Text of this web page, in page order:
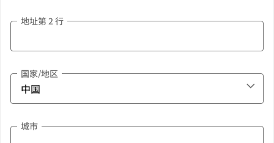
地址第 2 行
国家/地区
城市